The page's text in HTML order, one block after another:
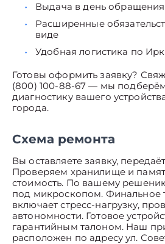
Выдача в день
Расширенные
виде
Удобная логистика по
Готовы оформить заявку?
(800) 100-88-67 — мы
диагностику вашего
города.
Схема ремонта
Вы оставляете заявку,
Проверяем хранилище и
стоимость. По вашему
под микроскопом. Финальное
включает стресс-нагрузку,
автономности. Готовое
гарантийным талоном. Наш
расположен по адресу ул.